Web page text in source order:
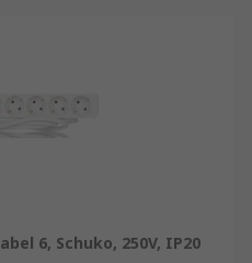
6, Schuko, 250V, IP20